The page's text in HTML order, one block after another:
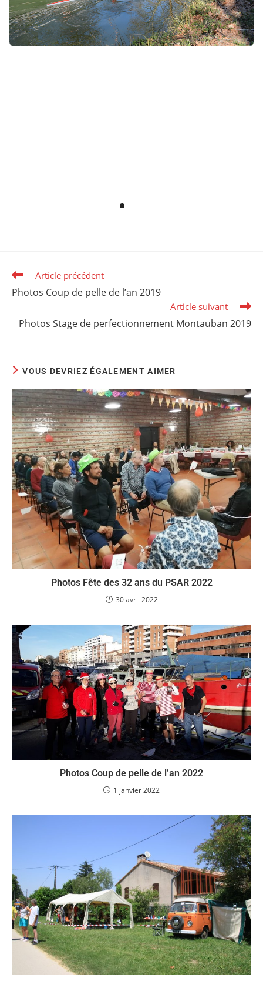
Article précédent
Photos Coup de pelle de l’an 2019
Article suivant
Photos Stage de perfectionnement Montauban 2019
VOUS DEVRIEZ ÉGALEMENT AIMER
Photos Fête des 32 ans du PSAR 2022
30 avril 2022
Photos Coup de pelle de l’an 2022
1 janvier 2022